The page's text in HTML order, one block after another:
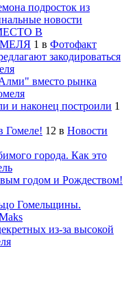
подросток из
новости
В
1 в Фотофакт
закодироваться
вместо рынка
и наконец построили 1
Гомеле! 12 в Новости
города. Как это
годом и Рождеством!
Гомельщины.
из-за высокой